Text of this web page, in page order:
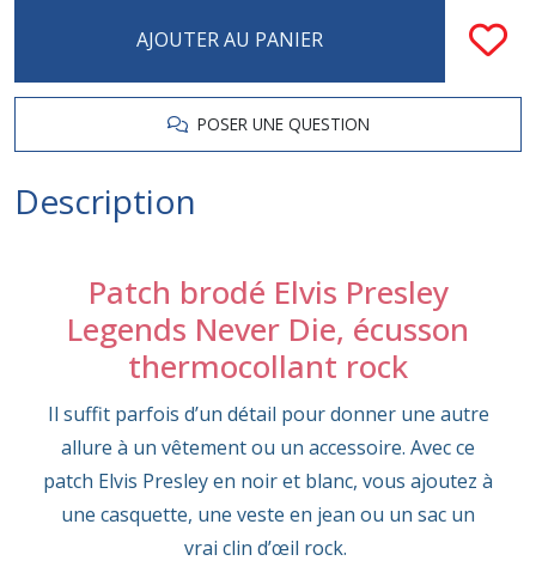
AJOUTER AU PANIER
POSER UNE QUESTION
Description
Patch brodé Elvis Presley
Legends Never Die, écusson
thermocollant rock
Il suffit parfois d’un détail pour donner une autre
allure à un vêtement ou un accessoire. Avec ce
patch Elvis Presley en noir et blanc, vous ajoutez à
une casquette, une veste en jean ou un sac un
vrai clin d’œil rock.